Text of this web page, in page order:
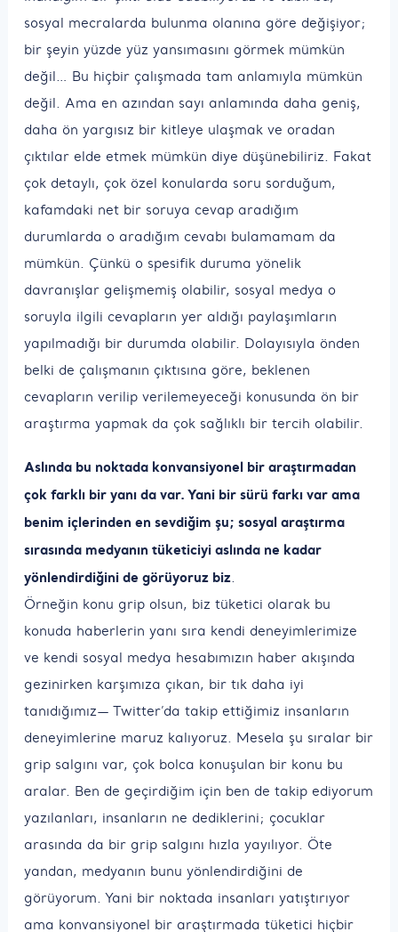
sosyal mecralarda bulunma olanına göre değişiyor;
bir şeyin yüzde yüz yansımasını görmek mümkün
değil… Bu hiçbir çalışmada tam anlamıyla mümkün
değil. Ama en azından sayı anlamında daha geniş,
daha ön yargısız bir kitleye ulaşmak ve oradan
çıktılar elde etmek mümkün diye düşünebiliriz. Fakat
çok detaylı, çok özel konularda soru sorduğum,
kafamdaki net bir soruya cevap aradığım
durumlarda o aradığım cevabı bulamamam da
mümkün. Çünkü o spesifik duruma yönelik
davranışlar gelişmemiş olabilir, sosyal medya o
soruyla ilgili cevapların yer aldığı paylaşımların
yapılmadığı bir durumda olabilir. Dolayısıyla önden
belki de çalışmanın çıktısına göre, beklenen
cevapların verilip verilemeyeceği konusunda ön bir
araştırma yapmak da çok sağlıklı bir tercih olabilir.
Aslında bu noktada konvansiyonel bir araştırmadan
çok farklı bir yanı da var. Yani bir sürü farkı var ama
benim içlerinden en sevdiğim şu; sosyal araştırma
sırasında medyanın tüketiciyi aslında ne kadar
yönlendirdiğini de görüyoruz biz.
Örneğin konu grip olsun, biz tüketici olarak bu
konuda haberlerin yanı sıra kendi deneyimlerimize
ve kendi sosyal medya hesabımızın haber akışında
gezinirken karşımıza çıkan, bir tık daha iyi
tanıdığımız— Twitter’da takip ettiğimiz insanların
deneyimlerine maruz kalıyoruz. Mesela şu sıralar bir
grip salgını var, çok bolca konuşulan bir konu bu
aralar. Ben de geçirdiğim için ben de takip ediyorum
yazılanları, insanların ne dediklerini; çocuklar
arasında da bir grip salgını hızla yayılıyor. Öte
yandan, medyanın bunu yönlendirdiğini de
görüyorum. Yani bir noktada insanları yatıştırıyor
ama konvansiyonel bir araştırmada tüketici hiçbir